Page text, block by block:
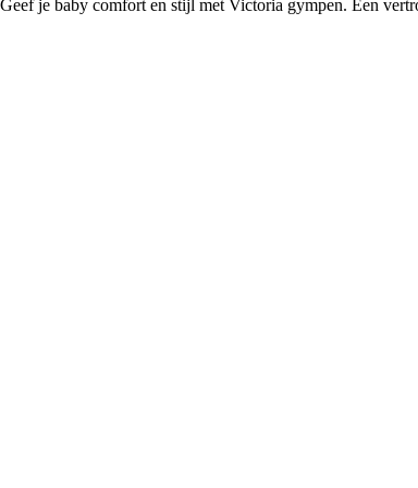
Geef je baby comfort en stijl met Victoria gympen. Een